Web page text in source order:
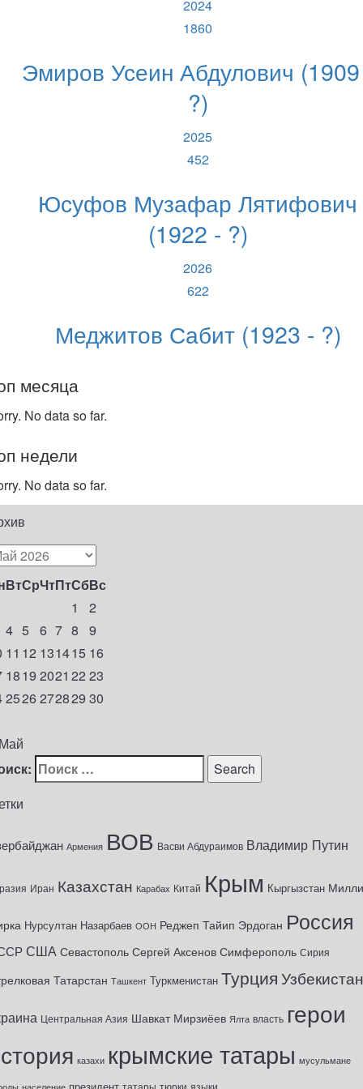
2024
1860
Эмиров Усеин Абдулович
?)
2025
452
Юсуфов Музафар Лятифович
(1922 - ?)
2026
622
Меджитов Сабит (1923 - ?)
месяца
No data so far.
недели
No data so far.
ВтСрЧтПтСбВс
1
2
4 5 6 7 8
9
11 12 131415 16
1819 2021 22 23
2526272829 30
Армения ВОВ Васви Абдураимов Владимир Путин
Иран Казахстан Карабах Китай Крым Кыргызстан Милли
Нурсултан Назарбаев ООН Реджеп Тайип Эрдоган Россия
США Севастополь Сергей Аксенов Симферополь Сирия
Татарстан Ташкент Туркменистан ТурцияУзбекистан
Центральная Азия Шавкат Мирзиёев Ялта власть герои
казахи крымские татары мусульмане